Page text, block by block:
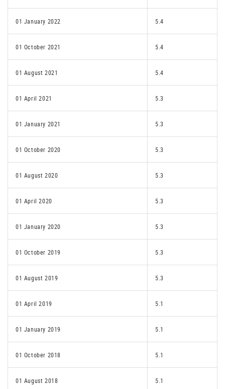
01 January 2022 5.4
01 October 2021 5.4
01 August 2021 5.4
01 April 2021 5.3
01 January 2021 5.3
01 October 2020 5.3
01 August 2020 5.3
01 April 2020 5.3
01 January 2020 5.3
01 October 2019 5.3
01 August 2019 5.3
01 April 2019 5.1
01 January 2019 5.1
01 October 2018 5.1
01 August 2018 5.1